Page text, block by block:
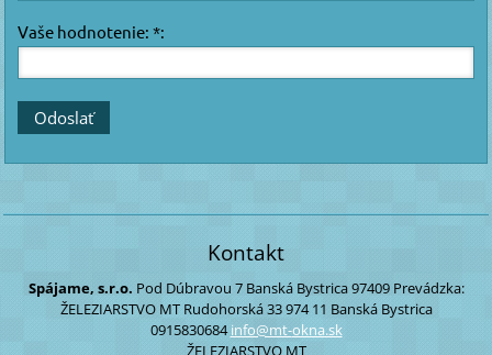
Vaše hodnotenie: *:
Kontakt
Spájame, s.r.o. Pod Dúbravou 7Banská Bystrica97409 Prevádzka:
ŽELEZIARSTVO MTRudohorská 33974 11 Banská Bystrica
0915830684info@mt-okna.sk
ŽELEZIARSTVO MT